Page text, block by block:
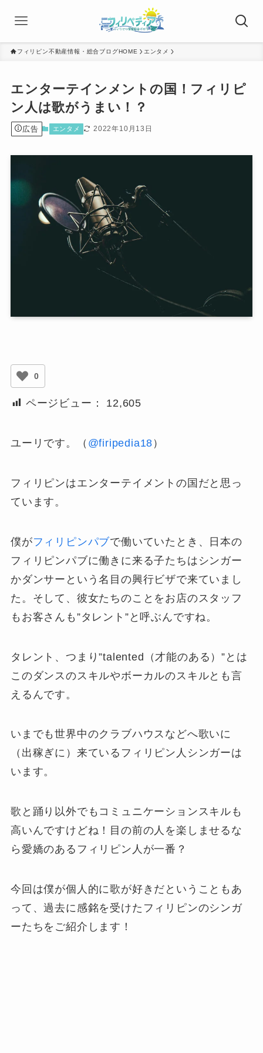
フィリピン不動産情報・総合ブログHOME エンタメ
エンターテインメントの国！フィリピ
ン人は歌がうまい！？
広告 エンタメ 2022年10月13日
0
ページビュー： 12,605
ユーリです。（ @firipedia18 ）
フィリピンはエンターテイメントの国だと思っ
ています。
僕がフィリピンパブで働いていたとき、日本の
フィリピンパブに働きに来る子たちはシンガー
かダンサーという名目の興行ビザで来ていまし
た。そして、彼女たちのことをお店のスタッフ
もお客さんも”タレント”と呼ぶんですね。
タレント、つまり”talented（才能のある）”とは
このダンスのスキルやボーカルのスキルとも言
えるんです。
いまでも世界中のクラブハウスなどへ歌いに
（出稼ぎに）来ているフィリピン人シンガーは
います。
歌と踊り以外でもコミュニケーションスキルも
高いんですけどね！目の前の人を楽しませるな
ら愛嬌のあるフィリピン人が一番？
今回は僕が個人的に歌が好きだということもあ
って、過去に感銘を受けたフィリピンのシンガ
ーたちをご紹介します！